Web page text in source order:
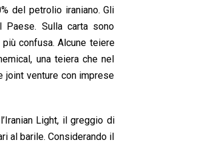
del petrolio iraniano. Gli
Paese. Sulla carta sono
confusa. Alcune teiere
una teiera che nel
joint venture con imprese
Light, il greggio di
al barile. Considerando il